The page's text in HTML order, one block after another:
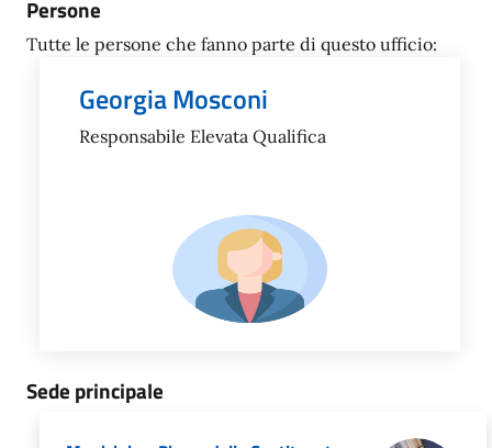
Persone
Tutte le persone che fanno parte di questo ufficio:
Georgia Mosconi
Responsabile Elevata Qualifica
Sede principale